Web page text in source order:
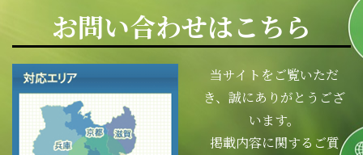
お問い合わせはこちら
当サイトをご覧いただ
き、誠にありがとうござ
います。
掲載内容に関するご質